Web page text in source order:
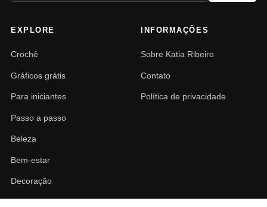
EXPLORE
Crochê
Gráficos grátis
Para iniciantes
Passo a passo
Beleza
Bem-estar
Decoração
INFORMAÇÕES
Sobre Katia Ribeiro
Contato
Política de privacidade